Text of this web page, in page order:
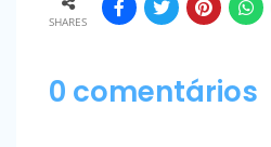
SHARES
0 comentários